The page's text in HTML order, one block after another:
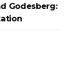
Godesberg: